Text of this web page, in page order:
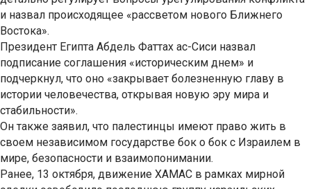
и назвал происходящее «рассветом нового Ближнего
Востока».
Президент Египта Абдель Фаттах ас-Сиси назвал
подписание соглашения «историческим днем» и
подчеркнул, что оно «закрывает болезненную главу в
истории человечества, открывая новую эру мира и
стабильности».
Он также заявил, что палестинцы имеют право жить в
своем независимом государстве бок о бок с Израилем в
мире, безопасности и взаимопонимании.
Ранее, 13 октября, движение ХАМАС в рамках мирной